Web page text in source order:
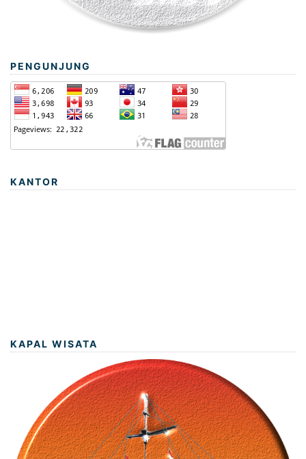
PENGUNJUNG
KANTOR
KAPAL WISATA